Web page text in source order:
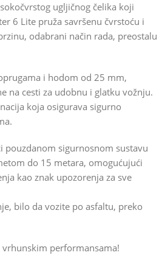
ugljičnog čelika koji
6 Lite pruža savršenu čvrstoću i
odabrani način rada, preostalu
i hodom od 25 mm,
na cesti za udobnu i glatku vožnju.
koja osigurava sigurno
pouzdanom sigurnosnom sustavu
do 15 metara, omogućujući
kao znak upozorenja za sve
bilo da vozite po asfaltu, preko
vrhunskim performansama!